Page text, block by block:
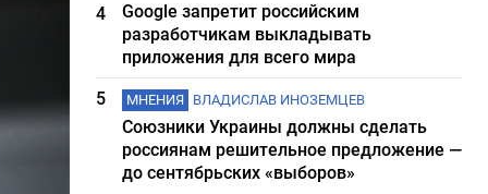
4
Google запретит российским
разработчикам выкладывать
приложения для всего мира
5
МНЕНИЯ ВЛАДИСЛАВ ИНОЗЕМЦЕВ
Союзники Украины должны сделать
россиянам решительное предложение —
до сентябрьских «выборов»